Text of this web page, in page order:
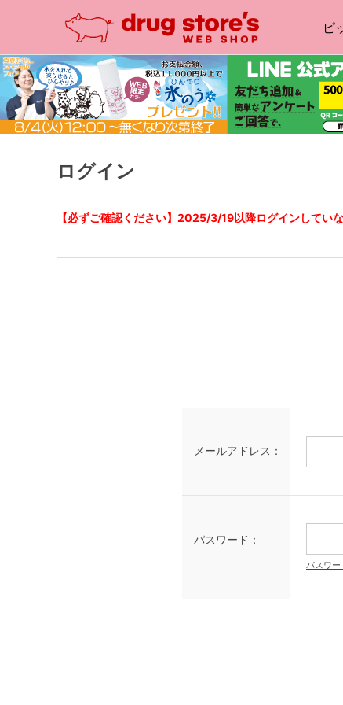
ピ
ログイン
【必ずご確認ください】2025/3/19以降ログインしてい
メールアドレス：
パスワード：
パスワー